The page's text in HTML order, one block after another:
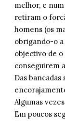
melhor, e
retiram o
homens (os
obrigando-o
objectivo de
conseguirem
Das bancadas
Algumas
Em poucos